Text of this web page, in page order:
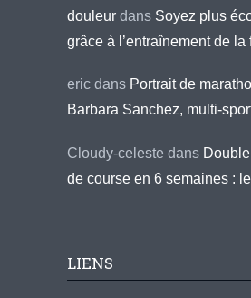
douleur dans Soyez plus
grâce à l’entraînement de la
eric dans Portrait de
Barbara Sanchez, multi-
Cloudy-celeste dans
de course en 6 semaines :
LIENS